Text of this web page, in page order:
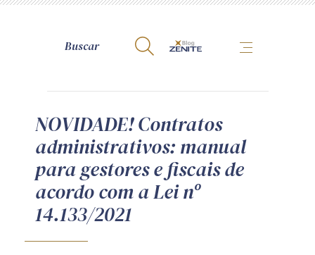
A Zênite
Como publicar conosco
Site da Zênite
Contato
Termos de uso
NOVIDADE! Contratos
administrativos: manual
para gestores e fiscais de
acordo com a Lei nº
14.133/2021